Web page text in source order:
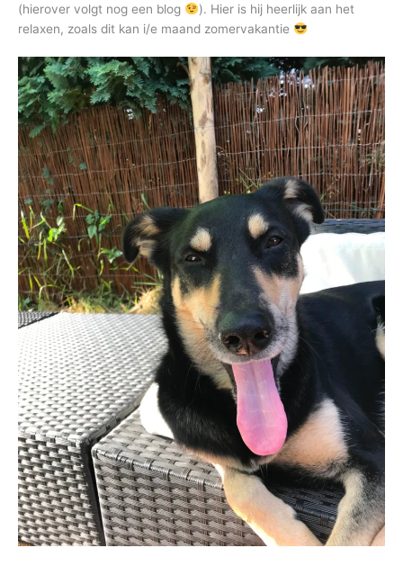
(hierover volgt nog een blog
). Hier is hij heerlijk aan het
relaxen, zoals dit kan i/e maand zomervakantie